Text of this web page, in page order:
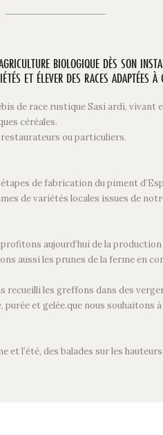
BIOLOGIQUE DÈS SON
ET ÉLEVER DES RACES ADAPTÉES À
de race rustique Sasi ardi, vivant
céréales.
ou particuliers.
de fabrication du piment
de variétés locales issues de
aujourd’hui de la
aussi les prunes de la ferme en
les greffons dans des
et gelée.que nous souhaitons
et l’été, des balades sur les